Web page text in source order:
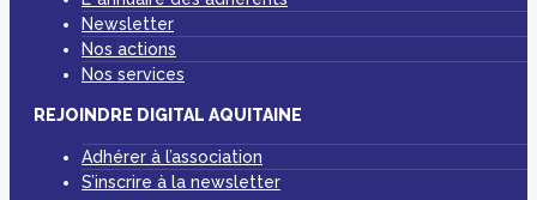
Newsletter
Nos actions
Nos services
REJOINDRE DIGITAL AQUITAINE
Adhérer à l’association
S’inscrire à la newsletter